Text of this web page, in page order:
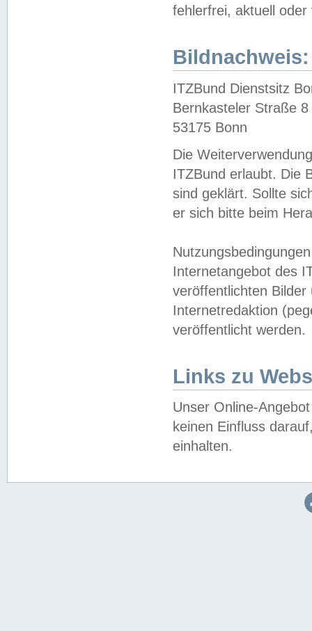
fehlerfrei, aktuell oder
Bildnachweis:
ITZBund Dienstsitz
Bernkasteler Straße 8
53175 Bonn
Die
ITZBund erlaubt. Die
sind geklärt. Sollte
er sich bitte beim
Internetangebot des
veröffentlichten
Internetredaktion
veröffentlicht werden.
Links zu
Unser Online-
keinen Einfluss
einhalten.